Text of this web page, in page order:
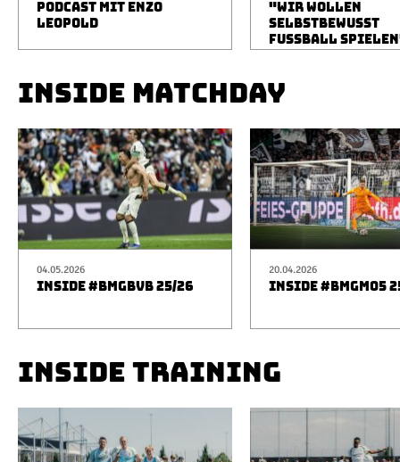
PODCAST MIT ENZO
LEOPOLD
"WIR WOLLEN
SELBSTBEWUSST
FUSSBALL
INSIDE MATCHDAY
04.05.2026
INSIDE #BMGBVB 25/26
20.04.2026
INSIDE #BMGM05
INSIDE TRAINING